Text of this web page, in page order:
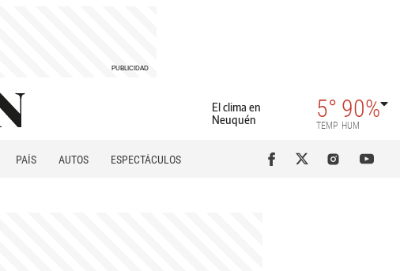
El clima en
Neuquén
5°
TEMP
90%
HUM
PAÍS AUTOS
ESPECTÁCULOS